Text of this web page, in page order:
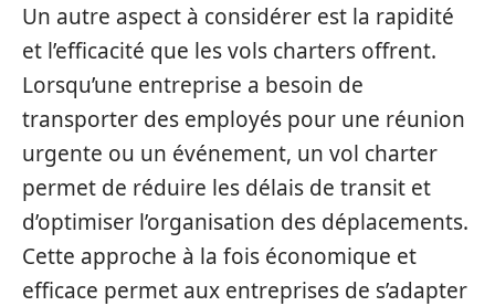
Un autre aspect à considérer est la rapidité
et l’efficacité que les vols charters offrent.
Lorsqu’une entreprise a besoin de
transporter des employés pour une réunion
urgente ou un événement, un vol charter
permet de réduire les délais de transit et
d’optimiser l’organisation des déplacements.
Cette approche à la fois économique et
efficace permet aux entreprises de s’adapter